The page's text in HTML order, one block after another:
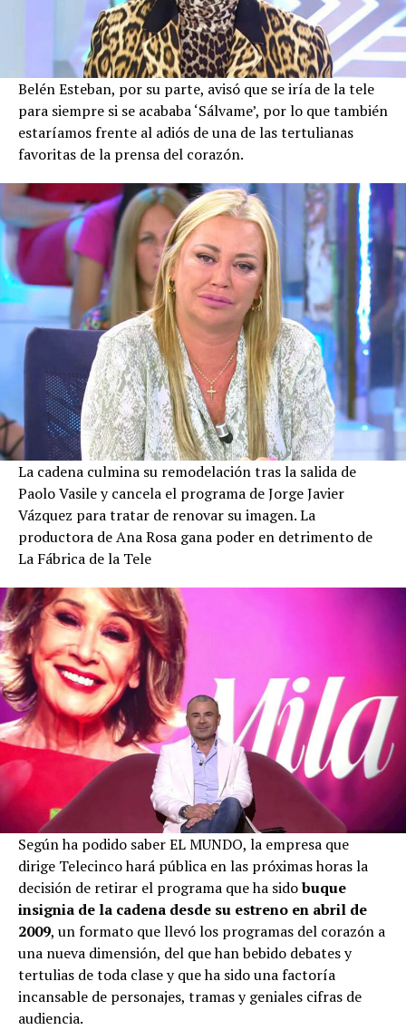
Belén Esteban, por su parte, avisó que se iría de la tele
para siempre si se acababa ‘Sálvame’, por lo que también
estaríamos frente al adiós de una de las tertulianas
favoritas de la prensa del corazón.
La cadena culmina su remodelación tras la salida de
Paolo Vasile y cancela el programa de Jorge Javier
Vázquez para tratar de renovar su imagen. La
productora de Ana Rosa gana poder en detrimento de
La Fábrica de la Tele
Según ha podido saber EL MUNDO, la empresa que
dirige Telecinco hará pública en las próximas horas la
decisión de retirar el programa que ha sidobuque
insignia de la cadena desde su estreno en abril de
2009, un formato que llevó los programas del corazón a
una nueva dimensión, del que han bebido debates y
tertulias de toda clase y que ha sido una factoría
incansable de personajes, tramas y geniales cifras de
audiencia.